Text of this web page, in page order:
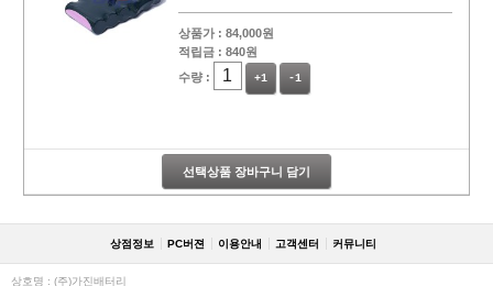
상품가 : 84,000원
적립금 : 840원
수량 :
+1 -1
선택상품 장바구니 담기
상점정보 PC버젼 이용안내 고객센터 커뮤니티
상호명 : (주)가진배터리